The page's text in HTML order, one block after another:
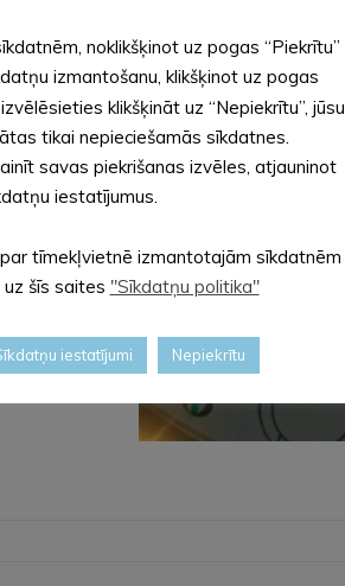
noklikšķinot uz pogas “Piekrītu”
izmantošanu, klikšķinot uz pogas
klikšķināt uz “Nepiekrītu”, jūsu
tikai nepieciešamās sīkdatnes.
savas piekrišanas izvēles, atjauninot
iestatījumus.
tīmekļvietnē izmantotajām sīkdatnēm
šīs saites "Sīkdatņu politika"
iestatījumi Nepiekrītu